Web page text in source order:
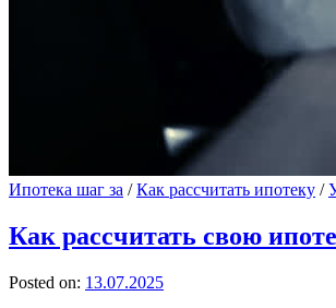
Ипотека шаг за /Как рассчитать ипотеку /
Как рассчитать свою
Posted on: 13.07.2025